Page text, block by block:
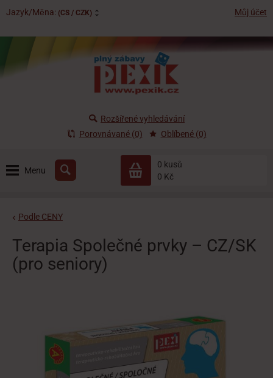
Jazyk/Měna: (CS / CZK) Můj účet
Menu
0 kusů
0 Kč
Rozšířené vyhledávání
Porovnávané (0)
Oblíbené (0)
Podle CENY
Terapia Společné prvky – CZ/SK
(pro seniory)